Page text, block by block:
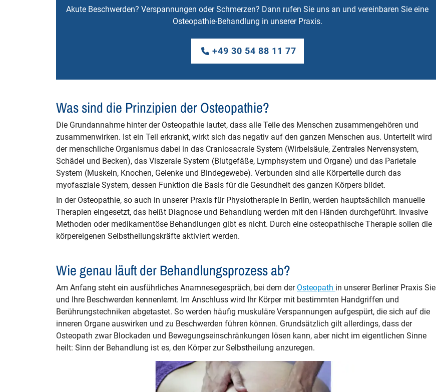
Akute Beschwerden? Verspannungen oder Schmerzen? Dann rufen Sie uns an und vereinbaren Sie eine
Osteopathie-Behandlung in unserer Praxis.
+49 30 54 88 11 77
Was sind die Prinzipien der Osteopathie?
Die Grundannahme hinter der Osteopathie lautet, dass alle Teile des Menschen zusammengehören und
zusammenwirken. Ist ein Teil erkrankt, wirkt sich das negativ auf den ganzen Menschen aus. Unterteilt wird
der menschliche Organismus dabei in das Craniosacrale System (Wirbelsäule, Zentrales Nervensystem,
Schädel und Becken), das Viszerale System (Blutgefäße, Lymphsystem und Organe) und das Parietale
System (Muskeln, Knochen, Gelenke und Bindegewebe). Verbunden sind alle Körperteile durch das
myofasziale System, dessen Funktion die Basis für die Gesundheit des ganzen Körpers bildet.
In der Osteopathie, so auch in unserer Praxis für Physiotherapie in Berlin, werden hauptsächlich manuelle
Therapien eingesetzt, das heißt Diagnose und Behandlung werden mit den Händen durchgeführt. Invasive
Methoden oder medikamentöse Behandlungen gibt es nicht. Durch eine osteopathische Therapie sollen die
körpereigenen Selbstheilungskräfte aktiviert werden.
Wie genau läuft der Behandlungsprozess ab?
Am Anfang steht ein ausführliches Anamnesegespräch, bei dem der Osteopath in unserer Berliner Praxis Sie
und Ihre Beschwerden kennenlernt. Im Anschluss wird Ihr Körper mit bestimmten Handgriffen und
Berührungstechniken abgetastet. So werden häufig muskuläre Verspannungen aufgespürt, die sich auf die
inneren Organe auswirken und zu Beschwerden führen können. Grundsätzlich gilt allerdings, dass der
Osteopath zwar Blockaden und Bewegungseinschränkungen lösen kann, aber nicht im eigentlichen Sinne
heilt: Sinn der Behandlung ist es, den Körper zur Selbstheilung anzuregen.